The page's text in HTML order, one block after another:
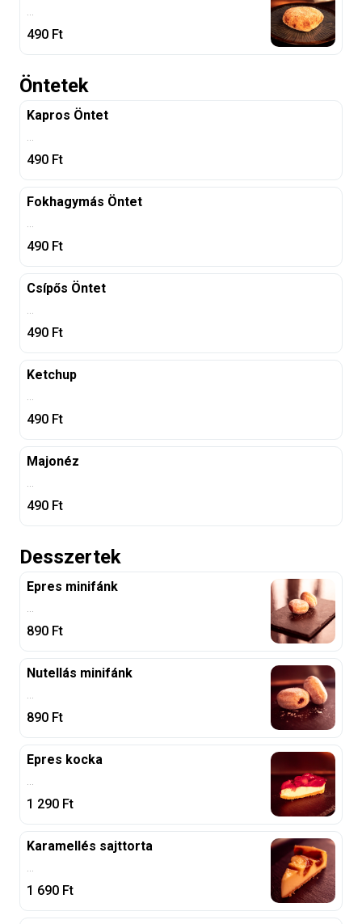
...
490 Ft
Öntetek
Kapros Öntet
...
490 Ft
Fokhagymás Öntet
...
490 Ft
Csípős Öntet
...
490 Ft
Ketchup
...
490 Ft
Majonéz
...
490 Ft
Desszertek
Epres minifánk
...
890 Ft
Nutellás minifánk
...
890 Ft
Epres kocka
...
1 290 Ft
Karamellés sajttorta
...
1 690 Ft